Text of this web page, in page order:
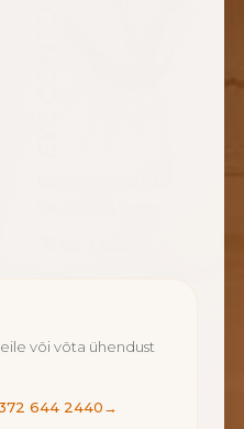
või võta ühendust
644 2440→